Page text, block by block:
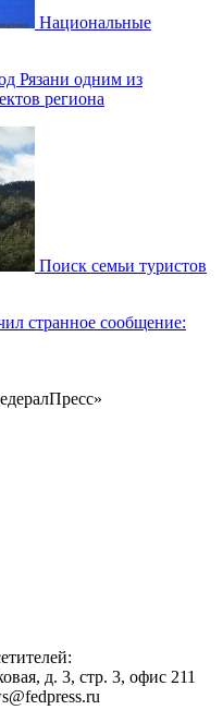
Национальные
Рязани одним из
региона
Поиск семьи туристов
странное сообщение:
д. 3, стр. 3, офис 211